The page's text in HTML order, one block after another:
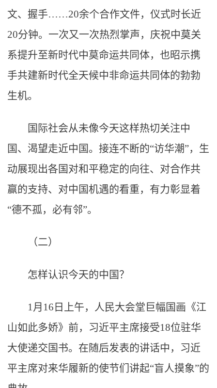
文、握手……20余个合作文件，仪式时长近
20分钟。一次又一次热烈掌声，庆祝中莫关
系提升至新时代中莫命运共同体，也昭示携
手共建新时代全天候中非命运共同体的勃勃
生机。
国际社会从未像今天这样热切关注中
国、渴望走近中国。接连不断的“访华潮”，生
动展现出各国对和平稳定的向往、对合作共
赢的支持、对中国机遇的看重，有力彰显着
“德不孤，必有邻”。
（二）
怎样认识今天的中国？
1月16日上午，人民大会堂巨幅国画《江
山如此多娇》前，习近平主席接受18位驻华
大使递交国书。在随后发表的讲话中，习近
平主席对来华履新的使节们讲起“盲人摸象”的